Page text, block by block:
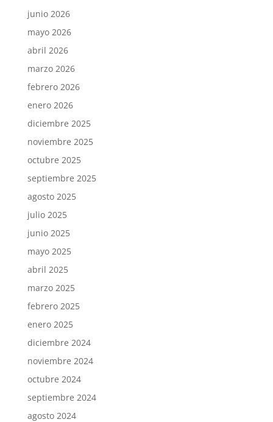
junio 2026
mayo 2026
abril 2026
marzo 2026
febrero 2026
enero 2026
diciembre 2025
noviembre 2025
octubre 2025
septiembre 2025
agosto 2025
julio 2025
junio 2025
mayo 2025
abril 2025
marzo 2025
febrero 2025
enero 2025
diciembre 2024
noviembre 2024
octubre 2024
septiembre 2024
agosto 2024